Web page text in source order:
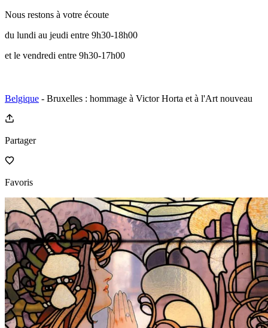
Nous restons à votre écoute
du lundi au jeudi entre 9h30-18h00
et le vendredi entre 9h30-17h00
Belgique - Bruxelles : hommage à Victor Horta et à l'Art nouveau
Partager
Favoris